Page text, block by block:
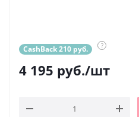
CashBack 210 руб. ?
4 195 руб./шт